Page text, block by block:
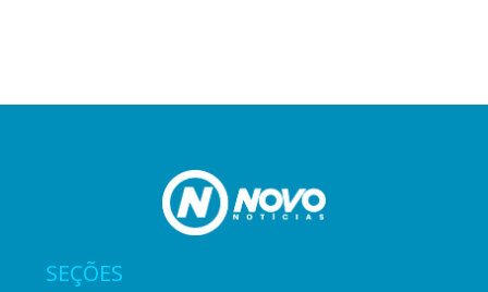
SEÇÕES